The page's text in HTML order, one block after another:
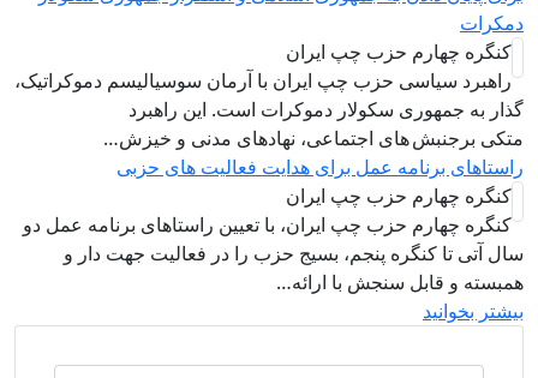
کنگره چهارم حزب چپ ایران
راهبرد سياسی حزب چپ ایران با آرمان سوسیالیسم دموکراتیک،
به جمهوری سکولار دموکرات است. این راهبرد
برجنبش های اجتماعی، نهادهای مدنی و خیزش‌…
برنامه عمل برای هدایت فعالیت های حزبی
کنگره چهارم حزب چپ ایران
کنگره چهارم حزب چپ ایران، با تعیین راستاهای برنامه عمل دو
آتی تا کنگره پنجم، بسیج حزب را در فعالیت جهت دار و
و قابل سنجش با ارائه…
بخوانید